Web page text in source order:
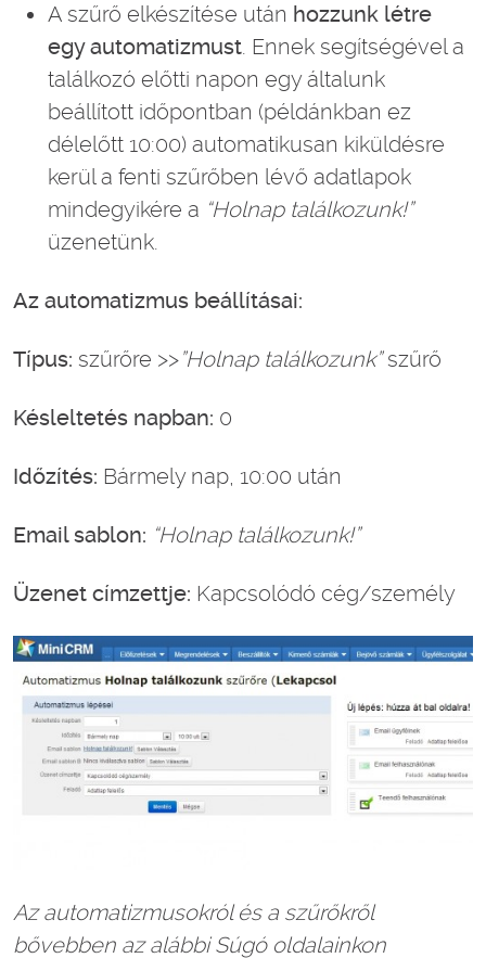
A szűrő elkészítése után hozzunk létre
egy automatizmust. Ennek segítségével a
találkozó előtti napon egy általunk
beállított időpontban (példánkban ez
délelőtt 10:00) automatikusan kiküldésre
kerül a fenti szűrőben lévő adatlapok
mindegyikére a “Holnap találkozunk!”
üzenetünk.
Az automatizmus beállításai:
Típus: szűrőre >>”Holnap találkozunk”szűrő
Késleltetés napban: 0
Időzítés: Bármely nap, 10:00 után
Email sablon: “Holnap találkozunk!”
Üzenet címzettje: Kapcsolódó cég/személy
Az automatizmusokról és a szűrőkről
bővebben az alábbi Súgó oldalainkon